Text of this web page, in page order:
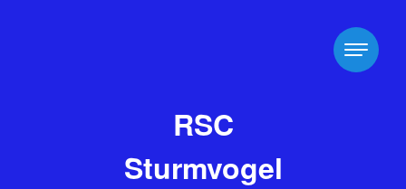
RSC
Sturmvogel